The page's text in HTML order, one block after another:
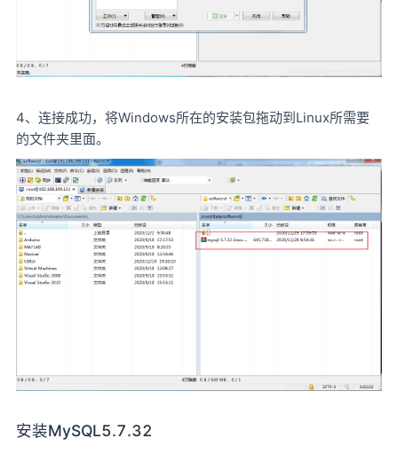
4、连接成功，将Windows所在的安装包拖动到Linux所需要
的文件夹里面。
安装MySQL5.7.32